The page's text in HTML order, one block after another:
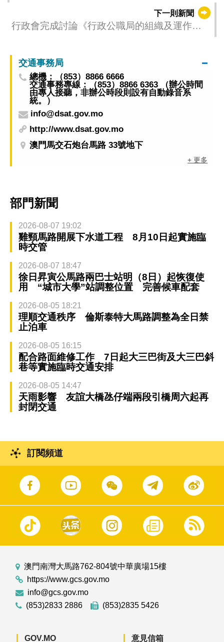
下一則新聞
行政會完成討論《行政公職局的組織及運作》
交通事務局
總機：（853）8866 6666
交通事務專線：（853）8866 6363 （辦公時間
由專人接聽，非辦公時段則設有自動錄音系
統。）
info@dsat.gov.mo
http://www.dsat.gov.mo
澳門馬交石炮台馬路 33號地下
+ 更多
部門新聞
2026-08-07 19:02
雞頸馬路開展下水道工程 8月10日起實施臨
時交管
2026-08-07 18:47
徐日昇寅公馬路兩巴士站明（8日）起恢復使
用 “城市大學”站調整位置 完善候車配套
2026-08-05 18:21
理順交通秩序 倫斯泰特大馬路調整為全日禁
止泊車
2026-08-05 16:15
配合路面維修工作 7日起大三巴街及大三巴斜
巷等實施臨時交通安排
2026-08-05 14:47
天雨影響 友誼大橋氹仔端兩段引橋周六起再
封閉交通
訂閱頻道
澳門南灣大馬路762-804號中華廣場15樓
https://www.gcs.gov.mo
info@gcs.gov.mo
(853)2833 2886
(853)2835 5426
GOV.MO 意見信箱